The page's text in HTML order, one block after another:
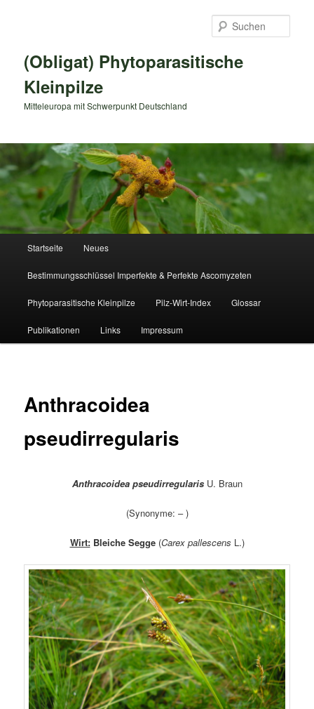
(Obligat) Phytoparasitische
Kleinpilze
Mitteleuropa mit Schwerpunkt Deutschland
Startseite Neues
Bestimmungsschlüssel Imperfekte & Perfekte Ascomyzeten
Phytoparasitische Kleinpilze Pilz-Wirt-Index Glossar
Publikationen Links Impressum
Anthracoidea
pseudirregularis
Anthracoidea pseudirregularisU. Braun
(Synonyme: – )
Wirt:Bleiche Segge(Carex pallescens L.)